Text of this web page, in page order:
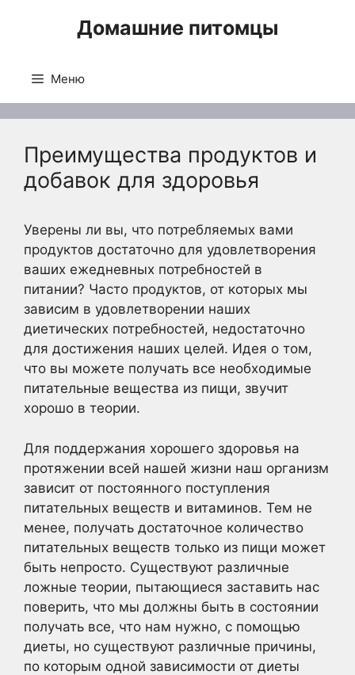
Домашние питомцы
Меню
Преимущества продуктов и
добавок для здоровья
Уверены ли вы, что потребляемых вами
продуктов достаточно для удовлетворения
ваших ежедневных потребностей в
питании? Часто продуктов, от которых мы
зависим в удовлетворении наших
диетических потребностей, недостаточно
для достижения наших целей. Идея о том,
что вы можете получать все необходимые
питательные вещества из пищи, звучит
хорошо в теории.
Для поддержания хорошего здоровья на
протяжении всей нашей жизни наш организм
зависит от постоянного поступления
питательных веществ и витаминов. Тем не
менее, получать достаточное количество
питательных веществ только из пищи может
быть непросто. Существуют различные
ложные теории, пытающиеся заставить нас
поверить, что мы должны быть в состоянии
получать все, что нам нужно, с помощью
диеты, но существуют различные причины,
по которым одной зависимости от диеты